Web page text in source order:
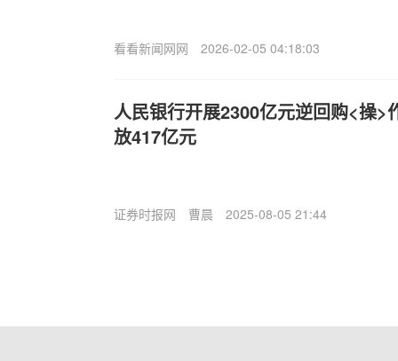
看看新闻网网 2026-02-05 04:18:03
人民银行开展2300亿元逆回购<操>
放417亿元
证券时报网 曹晨 2025-08-05 21:44